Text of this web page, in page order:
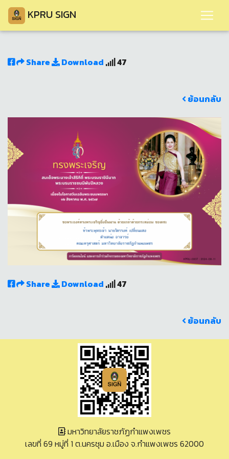
KPRU SIGN
Share Download 47
ย้อนกลับ
Share Download 47
ย้อนกลับ
มหาวิทยาลัยราชภัฏกำแพงเพชร
เลขที่ 69 หมู่ที่ 1 ต.นครชุม อ.เมือง จ.กำแพงเพชร 62000